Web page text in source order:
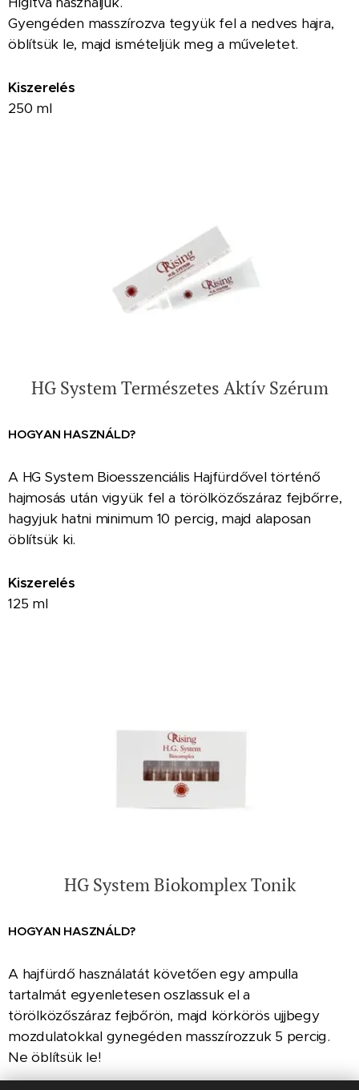
Gyengéden masszírozva tegyük fel a nedves hajra,
öblítsük le, majd ismételjük meg a műveletet.
Kiszerelés
250 ml
HG System Természetes Aktív Szérum
HOGYAN HASZNÁLD?
A HG System Bioesszenciális Hajfürdővel történő
hajmosás után vigyük fel a törölközőszáraz fejbőrre,
hagyjuk hatni minimum 10 percig, majd alaposan
öblítsük ki.
Kiszerelés
125 ml
HG System Biokomplex Tonik
HOGYAN HASZNÁLD?
A hajfürdő használatát követően egy ampulla
tartalmát egyenletesen oszlassuk el a
törölközőszáraz fejbőrön, majd körkörös ujjbegy
mozdulatokkal gynegéden masszírozzuk 5 percig.
Ne öblítsük le!